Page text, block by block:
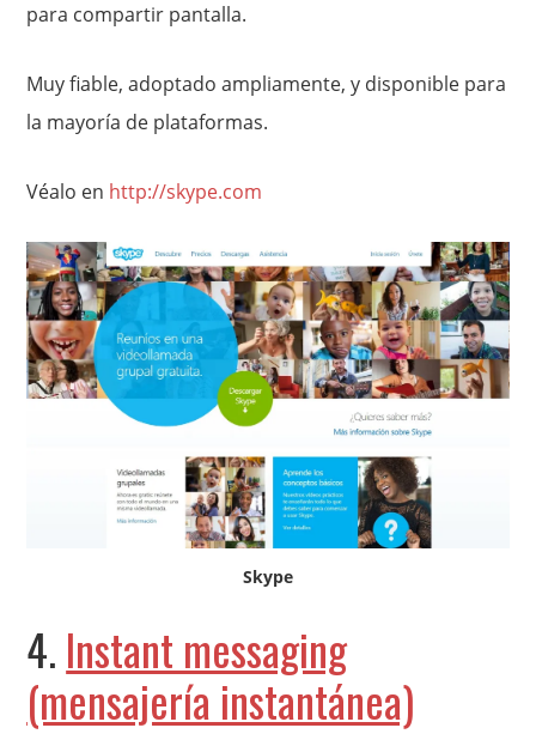
para compartir pantalla.
Muy fiable, adoptado ampliamente, y disponible para
la mayoría de plataformas.
Véalo en http://skype.com
Skype
4. Instant messaging
(mensajería instantánea)